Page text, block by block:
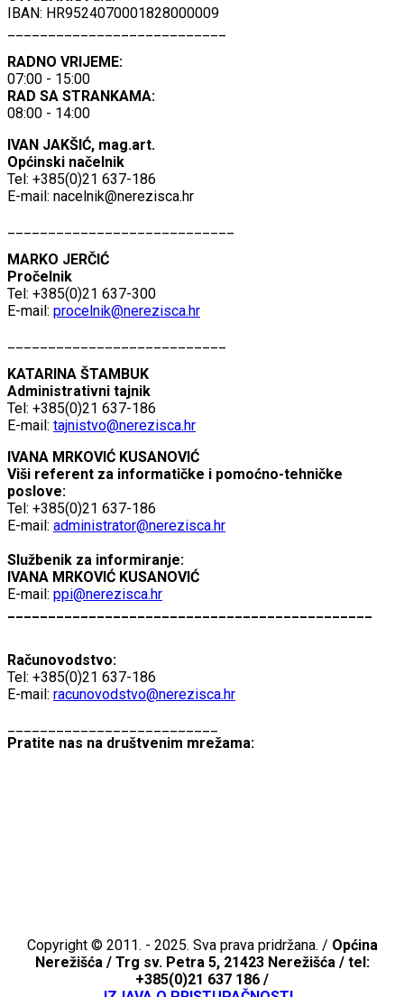
IBAN: HR9524070001828000009
RADNO VRIJEME:
07:00 - 15:00
RAD SA STRANKAMA:
08:00 - 14:00
IVAN JAKŠIĆ, mag.art.
Općinski načelnik
Tel: +385(0)21 637-186
E-mail: nacelnik@nerezisca.hr
MARKO JERČIĆ
Pročelnik
Tel: +385(0)21 637-300
E-mail: procelnik@nerezisca.hr
KATARINA ŠTAMBUK
Administrativni tajnik
Tel: +385(0)21 637-186
E-mail: tajnistvo@nerezisca.hr
IVANA MRKOVIĆ KUSANOVIĆ
Viši referent za informatičke i pomoćno-tehničke
poslove:
Tel: +385(0)21 637-186
E-mail: administrator@nerezisca.hr
Službenik za informiranje:
IVANA MRKOVIĆ KUSANOVIĆ
E-mail: ppi@nerezisca.hr
Računovodstvo:
Tel: +385(0)21 637-186
E-mail: racunovodstvo@nerezisca.hr
Pratite nas na društvenim mrežama:
Copyright © 2011. - 2025. Sva prava pridržana. / Općina
Nerežišća /Trg sv. Petra 5, 21423 Nerežišća / tel:
+385(0)21 637 186 /